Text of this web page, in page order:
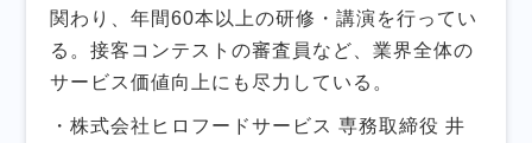
関わり、年間60本以上の研修・講演を行ってい
る。接客コンテストの審査員など、業界全体の
サービス価値向上にも尽力している。
・株式会社ヒロフードサービス 専務取締役 井